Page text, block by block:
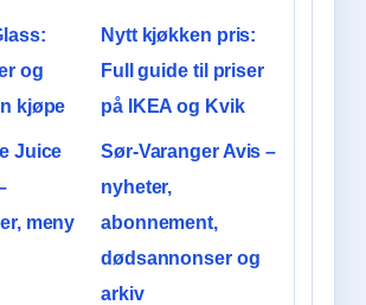
og
kjøpe
Nytt kjøkken pris:
Full guide til priser
på IKEA og Kvik
Juice
meny
Sør-Varanger Avis –
nyheter,
abonnement,
dødsannonser og
arkiv